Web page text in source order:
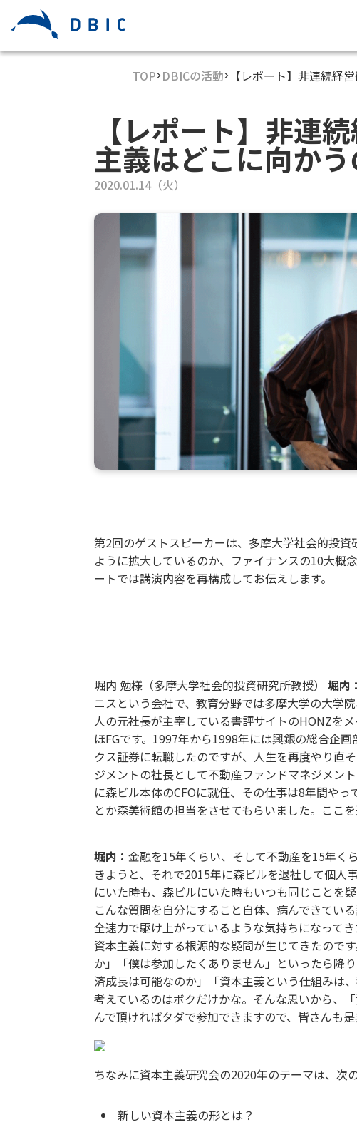
TOP DBICの活動 【レポート】非連続経
【レポート】非連
主義はどこに向か
2020.01.14（火）
第2回のゲストスピーカーは、多摩大学社会的投
ように拡大しているのか、ファイナンスの10大概
ートでは講演内容を再構成してお伝えします。
堀内 勉様（多摩大学社会的投資研究所教授） 堀内：
ニスという会社で、教育分野では多摩大学の大学
人の元社長が主宰している書評サイトのHONZを
ほFGです。1997年から1998年には興銀の総合企
クス証券に転職したのですが、人生を再度やり直
ジメントの社長として不動産ファンドマネジメン
に森ビル本体のCFOに就任、その仕事は8年間や
とか森美術館の担当をさせてもらいました。ここ
堀内： 金融を15年くらい、そして不動産を15年く
きようと、それで2015年に森ビルを退社して個人
にいた時も、森ビルにいた時もいつも同じことを
こんな質問を自分にすること自体、病んできてい
全速力で駆け上がっているような気持ちになって
資本主義に対する根源的な疑問が生じてきたので
か」「僕は参加したくありません」といったら降
済成長は可能なのか」「資本主義という仕組みは
考えているのはボクだけかな。そんな思いから、
んで頂ければタダで参加できますので、皆さんも是
ちなみに資本主義研究会の2020年のテーマは、次
新しい資本主義の形とは？